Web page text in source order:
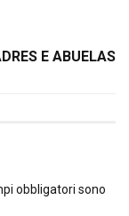
E ABUELAS
obbligatori sono